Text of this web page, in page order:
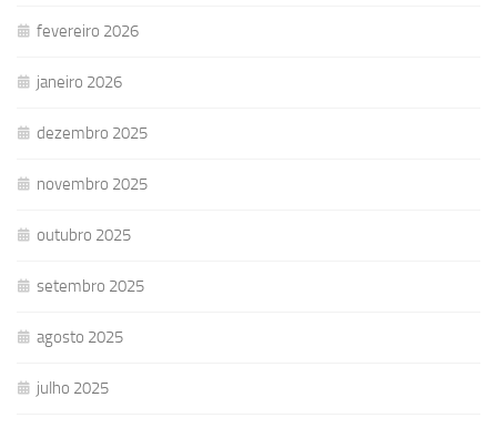
fevereiro 2026
janeiro 2026
dezembro 2025
novembro 2025
outubro 2025
setembro 2025
agosto 2025
julho 2025